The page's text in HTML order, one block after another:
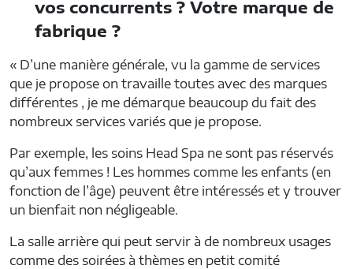
vos concurrents ? Votre marque de
fabrique ?
« D’une manière générale, vu la gamme de services
que je propose on travaille toutes avec des marques
différentes , je me démarque beaucoup du fait des
nombreux services variés que je propose.
Par exemple, les soins Head Spa ne sont pas réservés
qu’aux femmes ! Les hommes comme les enfants (en
fonction de l’âge) peuvent être intéressés et y trouver
un bienfait non négligeable.
La salle arrière qui peut servir à de nombreux usages
comme des soirées à thèmes en petit comité